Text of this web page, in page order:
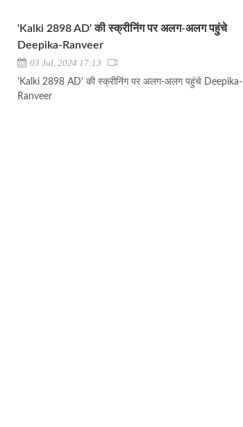
'Kalki 2898 AD' की स्क्रीनिंग पर अलग-अलग पहुंचे
Deepika-Ranveer
03 Jul, 2024 17:13
'Kalki 2898 AD' की स्क्रीनिंग पर अलग-अलग पहुंचे Deepika-
Ranveer